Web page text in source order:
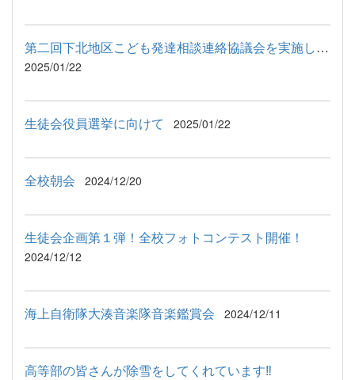
第二回下北地区こども発達相談連絡協議会を実施しました！
2025/01/22
生徒会役員選挙に向けて 2025/01/22
全校朝会 2024/12/20
生徒会企画第１弾！全校フォトコンテスト開催！
2024/12/12
海上自衛隊大湊音楽隊音楽鑑賞会 2024/12/11
高等部の皆さんが除雪をしてくれています‼